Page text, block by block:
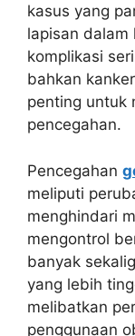
kasus yang
lapisan dalam
komplikasi
bahkan
penting untuk
pencegahan.
Pencegahan
meliputi
menghindari
mengontrol
banyak
yang lebih
melibatkan
penggunaan